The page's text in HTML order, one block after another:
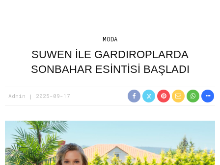
MODA
SUWEN ILE GARDIROPLARDA
SONBAHAR ESINTISI BAŞLADI
Admin 2025-09-17